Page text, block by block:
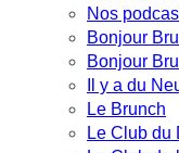
Nos
Bonjour
Bonjour
Il y a du
Le Brunch
Le Club du